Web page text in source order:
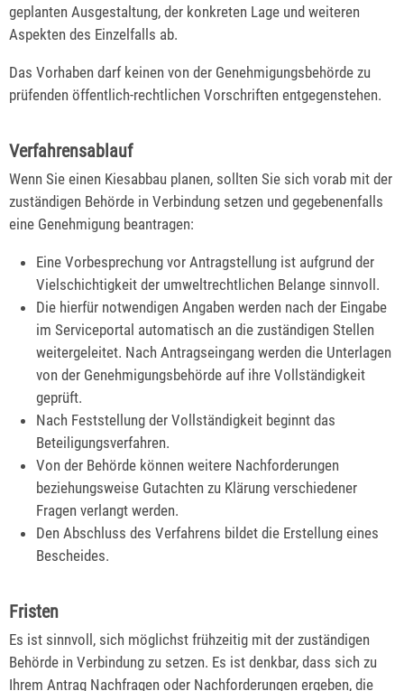
geplanten Ausgestaltung, der konkreten Lage und weiteren
Aspekten des Einzelfalls ab.
Das Vorhaben darf keinen von der Genehmigungsbehörde zu
prüfenden öffentlich-rechtlichen Vorschriften entgegenstehen.
Verfahrensablauf
Wenn Sie einen Kiesabbau planen, sollten Sie sich vorab mit der
zuständigen Behörde in Verbindung setzen und gegebenenfalls
eine Genehmigung beantragen:
Eine Vorbesprechung vor Antragstellung ist aufgrund der
Vielschichtigkeit der umweltrechtlichen Belange sinnvoll.
Die hierfür notwendigen Angaben werden nach der Eingabe
im Serviceportal automatisch an die zuständigen Stellen
weitergeleitet. Nach Antragseingang werden die Unterlagen
von der Genehmigungsbehörde auf ihre Vollständigkeit
geprüft.
Nach Feststellung der Vollständigkeit beginnt das
Beteiligungsverfahren.
Von der Behörde können weitere Nachforderungen
beziehungsweise Gutachten zu Klärung verschiedener
Fragen verlangt werden.
Den Abschluss des Verfahrens bildet die Erstellung eines
Bescheides.
Fristen
Es ist sinnvoll, sich möglichst frühzeitig mit der zuständigen
Behörde in Verbindung zu setzen. Es ist denkbar, dass sich zu
Ihrem Antrag Nachfragen oder Nachforderungen ergeben, die